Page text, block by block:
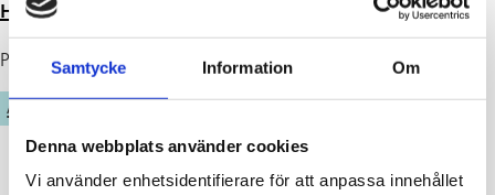
Samtycke Information Om
Denna webbplats använder cookies
Vi använder enhetsidentifierare för att anpassa innehållet
HEM> HANGÖ REKRYMÄSSA 28.1.2026
Publicerad : 23.01.2026
ARBETSKRAFTSSERVICE